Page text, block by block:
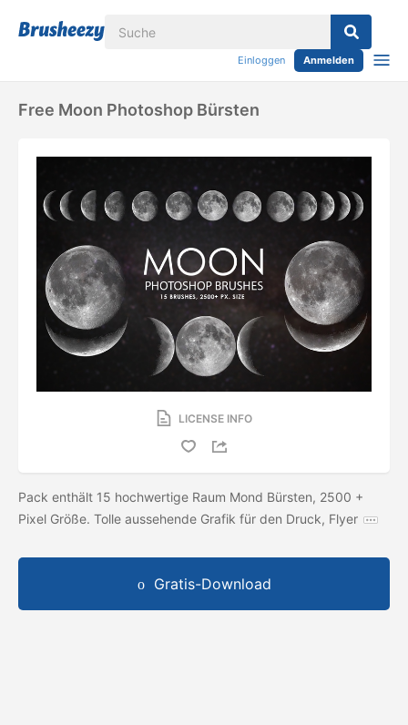
Einloggen Anmelden
Free Moon Photoshop Bürsten
LICENSE INFO
Pack enthält 15 hochwertige Raum Mond Bürsten, 2500 +
Pixel Größe. Tolle aussehende Grafik für den Druck, Flyer
Gratis-Download